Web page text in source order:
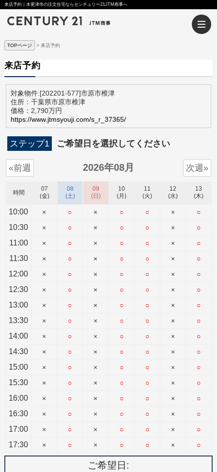
来店予約｜木更津市の注文住宅ならセンチュリー21JTM商事へ
TOPページ 来店予約
来店予約
対象物件:[202201-577]市原市椎津
住所：千葉県市原市椎津
価格：2,790万円
https://www.jtmsyouji.com/s_r_37365/
ステップ1 ご希望日を選択してください
«前週 2026年08月 次週»
時間
10:00
10:30
11:00
11:30
12:00
12:30
13:00
13:30
14:00
14:30
15:00
15:30
16:00
16:30
17:00
17:30
07
(金)
×
×
×
×
×
×
×
×
×
×
×
×
×
×
×
×
08
(土)
○
○
○
○
○
○
○
○
○
○
○
○
○
○
○
○
09
(日)
×
×
×
×
×
×
×
×
×
×
×
×
×
×
×
×
10
(月)
○
○
○
○
○
○
○
○
○
○
○
○
○
○
○
○
11
(火)
○
○
○
○
○
○
○
○
○
○
○
○
○
○
○
○
12
(水)
×
×
×
×
×
×
×
×
×
×
×
×
×
×
×
×
13
(木)
○
○
○
○
○
○
○
○
○
○
○
○
○
○
○
○
ご希望日: